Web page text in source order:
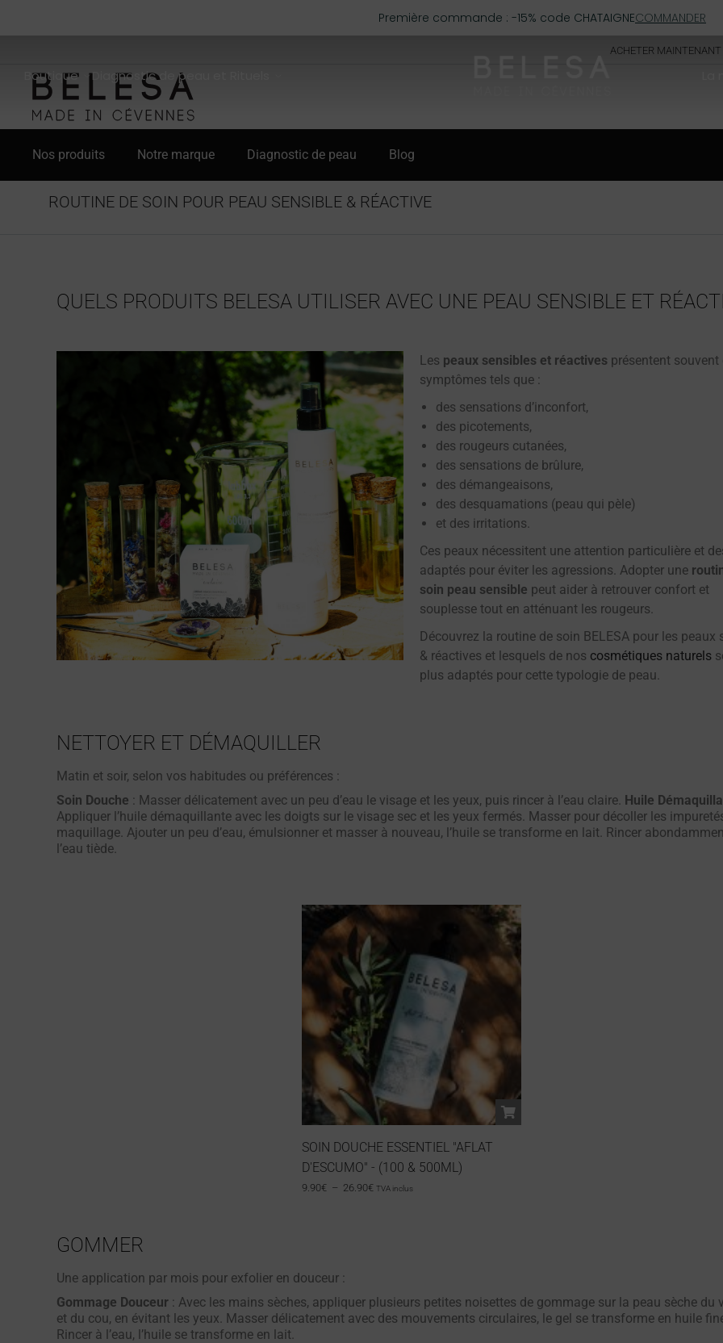
Première commande : -15% code CHATAIGNECOMMANDER
Boutique Diagnostic de peau et Rituels
ACHETER MAINTENANT
Nos produits Notre marque Diagnostic de peau Blog
ROUTINE DE SOIN POUR PEAU SENSIBLE & RÉACTIVE
QUELS PRODUITS BELESA UTILISER AVEC UNE PEAU SENSIBLE ET
Les peaux sensibles et réactives présentent souvent
symptômes tels que :
des sensations d’inconfort,
des picotements,
des rougeurs cutanées,
des sensations de brûlure,
des démangeaisons,
des desquamations (peau qui pèle)
et des irritations.
Ces peaux nécessitent une attention particulière et
adaptés pour éviter les agressions. Adopter une
soin peau sensible peut aider à retrouver confort et
souplesse tout en atténuant les rougeurs.
Découvrez la routine de soin BELESA pour les peaux
& réactives et lesquels de nos cosmétiques naturels
plus adaptés pour cette typologie de peau.
NETTOYER ET DÉMAQUILLER
Matin et soir, selon vos habitudes ou préférences :
Soin Douche : Masser délicatement avec un peu d’eau le visage et les yeux, puis rincer à l’eau claire. Huile
Appliquer l’huile démaquillante avec les doigts sur le visage sec et les yeux fermés. Masser pour décoller les
maquillage. Ajouter un peu d’eau, émulsionner et masser à nouveau, l’huile se transforme en lait. Rincer
l’eau tiède.
SOIN DOUCHE ESSENTIEL "AFLAT
D'ESCUMO" - (100 & 500ML)
9.90€ – 26.90€ TVA inclus
GOMMER
Une application par mois pour exfolier en douceur :
Gommage Douceur : Avec les mains sèches, appliquer plusieurs petites noisettes de gommage sur la peau sèche du
et du cou, en évitant les yeux. Masser délicatement avec des mouvements circulaires, le gel se transforme en huile
Rincer à l’eau, l’huile se transforme en lait.